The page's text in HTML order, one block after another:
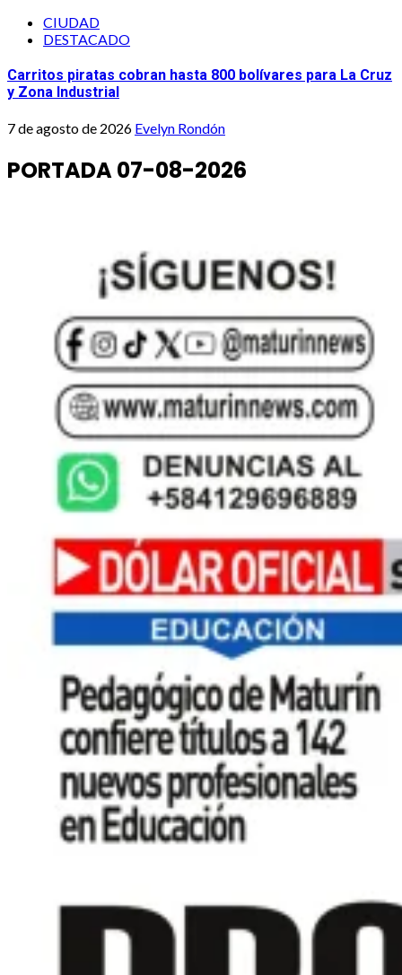
CIUDAD
DESTACADO
Carritos piratas cobran hasta 800 bolívares para La Cruz
y Zona Industrial
7 de agosto de 2026 Evelyn Rondón
PORTADA 07-08-2026